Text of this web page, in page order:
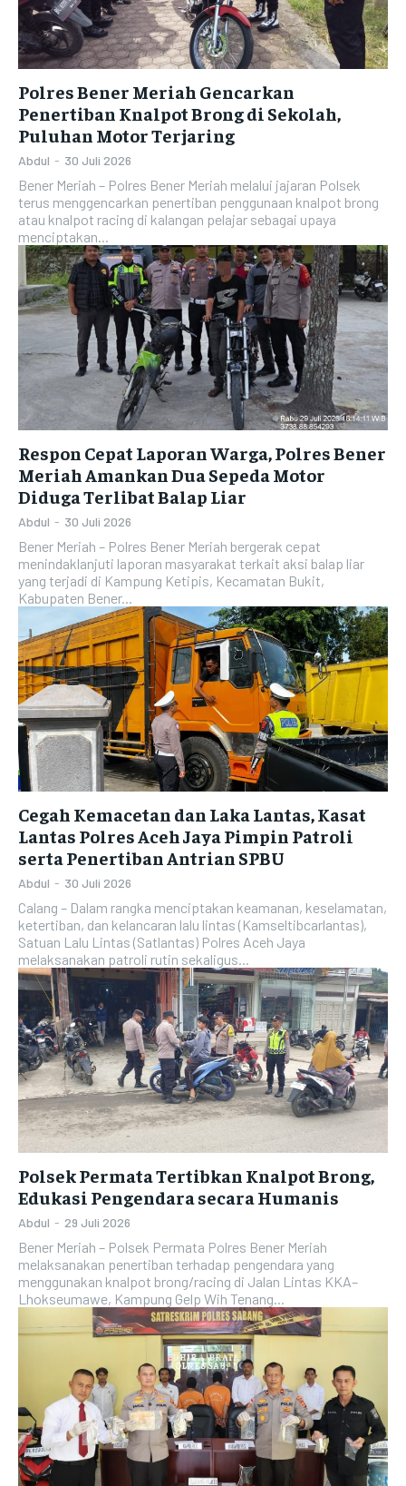
Polres Bener Meriah Gencarkan
Penertiban Knalpot Brong di Sekolah,
Puluhan Motor Terjaring
Abdul - 30 Juli 2026
Bener Meriah – Polres Bener Meriah melalui jajaran Polsek
terus menggencarkan penertiban penggunaan knalpot brong
atau knalpot racing di kalangan pelajar sebagai upaya
menciptakan...
Respon Cepat Laporan Warga, Polres Bener
Meriah Amankan Dua Sepeda Motor
Diduga Terlibat Balap Liar
Abdul - 30 Juli 2026
Bener Meriah – Polres Bener Meriah bergerak cepat
menindaklanjuti laporan masyarakat terkait aksi balap liar
yang terjadi di Kampung Ketipis, Kecamatan Bukit,
Kabupaten Bener...
Cegah Kemacetan dan Laka Lantas, Kasat
Lantas Polres Aceh Jaya Pimpin Patroli
serta Penertiban Antrian SPBU
Abdul - 30 Juli 2026
Calang – Dalam rangka menciptakan keamanan, keselamatan,
ketertiban, dan kelancaran lalu lintas (Kamseltibcarlantas),
Satuan Lalu Lintas (Satlantas) Polres Aceh Jaya
melaksanakan patroli rutin sekaligus...
Polsek Permata Tertibkan Knalpot Brong,
Edukasi Pengendara secara Humanis
Abdul - 29 Juli 2026
Bener Meriah – Polsek Permata Polres Bener Meriah
melaksanakan penertiban terhadap pengendara yang
menggunakan knalpot brong/racing di Jalan Lintas KKA–
Lhokseumawe, Kampung Gelp Wih Tenang...